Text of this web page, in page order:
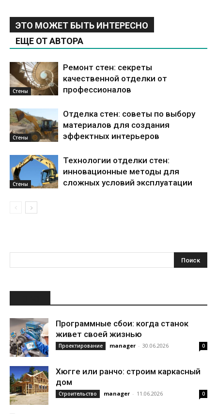
ЭТО МОЖЕТ БЫТЬ ИНТЕРЕСНО
ЕЩЕ ОТ АВТОРА
Стены
Ремонт стен: секреты
качественной отделки от
профессионалов
Стены
Отделка стен: советы по выбору
материалов для создания
эффектных интерьеров
Стены
Технологии отделки стен:
инновационные методы для
сложных условий эксплуатации
Программные сбои: когда станок
живет своей жизнью
Проектирование manager - 30.06.2026 0
Хюгге или ранчо: строим каркасный
дом
Строительство manager - 11.06.2026 0